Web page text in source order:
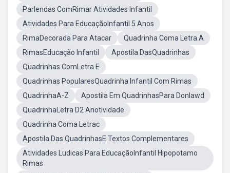
Parlendas ComRimar Atividades Infantil
Atividades Para EducaçãoInfantil 5 Anos
RimaDecorada Para Atacar
Quadrinha Coma Letra A
RimasEducação Infantil
Apostila DasQuadrinhas
Quadrinhas ComLetra E
Quadrinhas PopularesQuadrinha Infantil Com Rimas
QuadrinhaA-Z
Apostila Em QuadrinhasPara Donlawd
QuadrinhaLetra D2 Anotividade
Quadrinha Coma Letrac
Apostila Das QuadrinhasE Textos Complementares
Atividades Ludicas Para EducaçãoInfantil Hipopotamo
Rimas